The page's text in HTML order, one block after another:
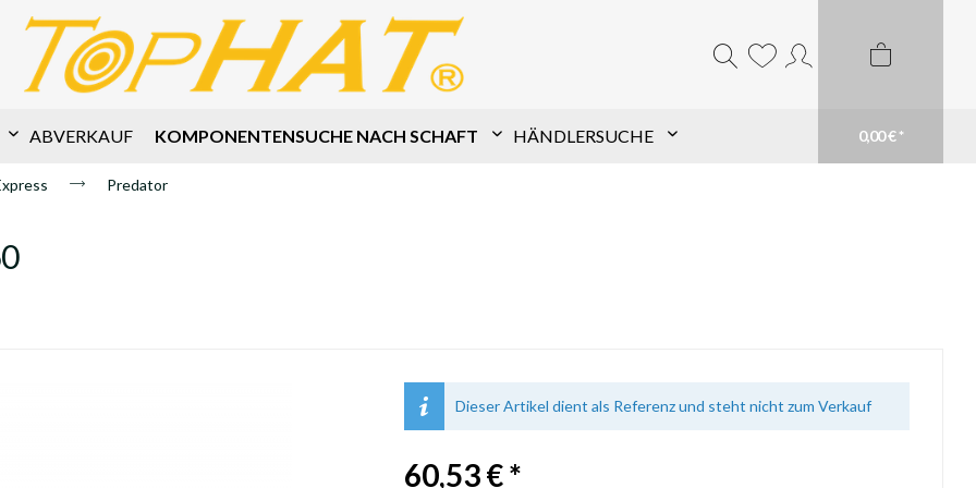
0,00 € *
ABVERKAUF
KOMPONENTENSUCHE NACH SCHAFT
HÄNDLERSUCHE
Suchfeldmehr erfahren
Predator
Dieser Artikel dient als Referenz und steht nicht zum Verkauf
60,53 € *